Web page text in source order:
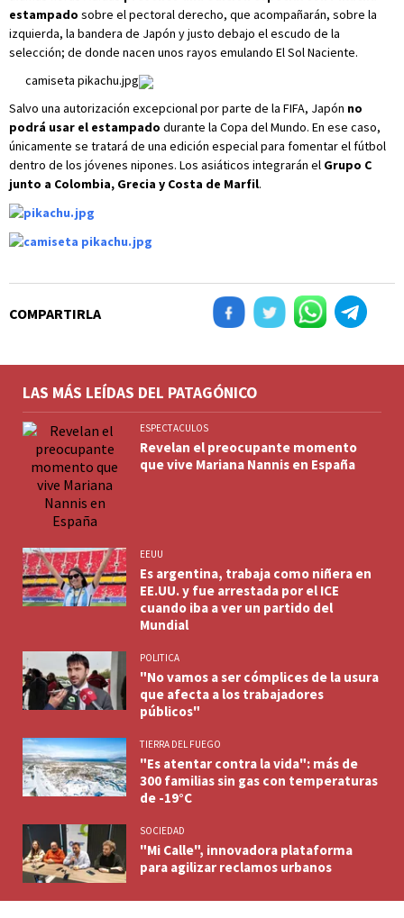
estampado sobre el pectoral derecho, que acompañarán, sobre la
izquierda, la bandera de Japón y justo debajo el escudo de la
selección; de donde nacen unos rayos emulando El Sol Naciente.
camiseta pikachu.jpg
Salvo una autorización excepcional por parte de la FIFA, Japón no
podrá usar el estampado durante la Copa del Mundo. En ese caso,
únicamente se tratará de una edición especial para fomentar el fútbol
dentro de los jóvenes nipones. Los asiáticos integrarán el Grupo C
junto a Colombia, Grecia y Costa de Marfil.
COMPARTIRLA
LAS MÁS LEÍDAS DEL PATAGÓNICO
ESPECTACULOS
Revelan el preocupante momento
que vive Mariana Nannis en España
EEUU
Es argentina, trabaja como niñera en
EE.UU. y fue arrestada por el ICE
cuando iba a ver un partido del
Mundial
POLITICA
"No vamos a ser cómplices de la usura
que afecta a los trabajadores
públicos"
TIERRA DEL FUEGO
"Es atentar contra la vida": más de
300 familias sin gas con temperaturas
de -19°C
SOCIEDAD
"Mi Calle", innovadora plataforma
para agilizar reclamos urbanos